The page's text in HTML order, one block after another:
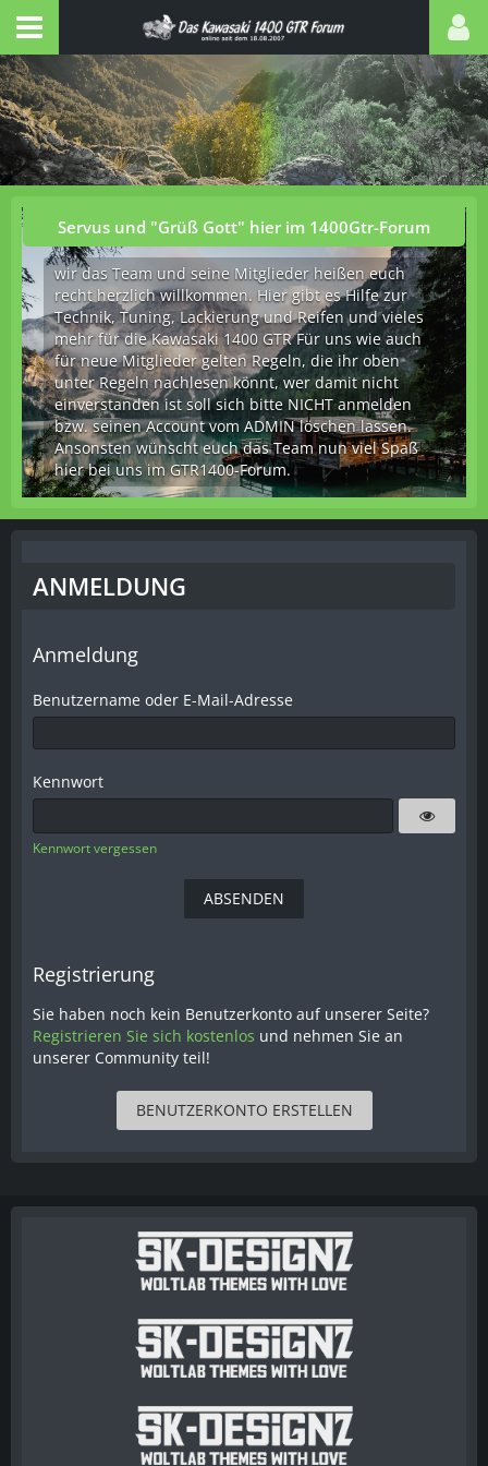
Servus und "Grüß Gott" hier im 1400Gtr-Forum
wir das Team und seine Mitglieder heißen euch
recht herzlich willkommen. Hier gibt es Hilfe zur
Technik, Tuning, Lackierung und Reifen und vieles
mehr für die Kawasaki 1400 GTR Für uns wie auch
für neue Mitglieder gelten Regeln, die ihr oben
unter Regeln nachlesen könnt, wer damit nicht
einverstanden ist soll sich bitte NICHT anmelden
bzw. seinen Account vom ADMIN löschen lassen.
Ansonsten wünscht euch das Team nun viel Spaß
hier bei uns im GTR1400-Forum.
ANMELDUNG
Anmeldung
Benutzername oder E-Mail-Adresse
Kennwort
Kennwort vergessen
Registrierung
Sie haben noch kein Benutzerkonto auf unserer Seite?
Registrieren Sie sich kostenlos und nehmen Sie an
unserer Community teil!
BENUTZERKONTO ERSTELLEN